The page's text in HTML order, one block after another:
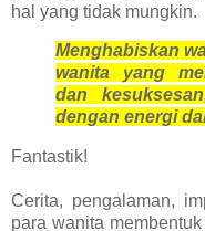
hal yang tidak mungkin.
Menghabiskan
wanita yang
dan
dengan energi
Fantastik!
Cerita, pengalaman,
para wanita